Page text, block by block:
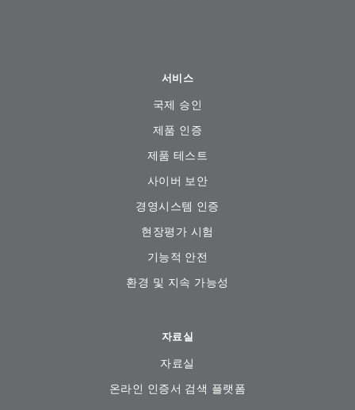
서비스
국제 승인
제품 인증
제품 테스트
사이버 보안
경영시스템 인증
현장평가 시험
기능적 안전
환경 및 지속 가능성
자료실
자료실
온라인 인증서 검색 플랫폼